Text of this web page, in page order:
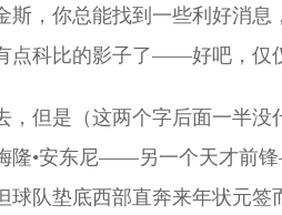
，你总能找到一些利好消
点科比的影子了——好吧，
但是（这两个字后面一半
隆•安东尼——另一个天才前
队垫底西部直奔来年状元签